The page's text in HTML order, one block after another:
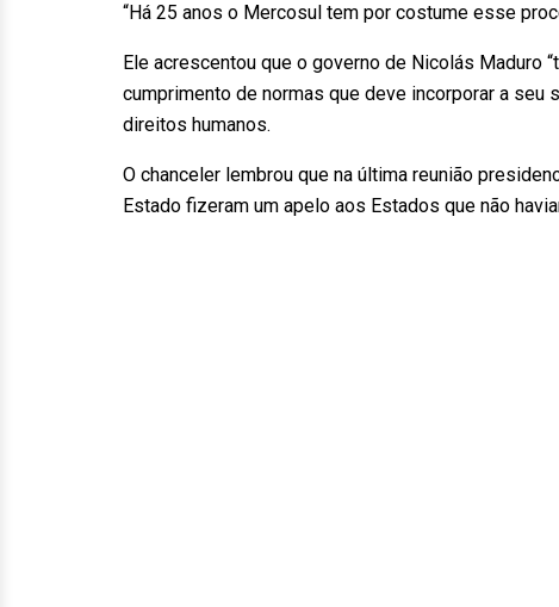
“Há 25 anos o Mercosul tem por costume esse
Ele acrescentou que o governo de Nicolás Maduro
cumprimento de normas que deve incorporar a
direitos humanos.
O chanceler lembrou que na última reunião
Estado fizeram um apelo aos Estados que não